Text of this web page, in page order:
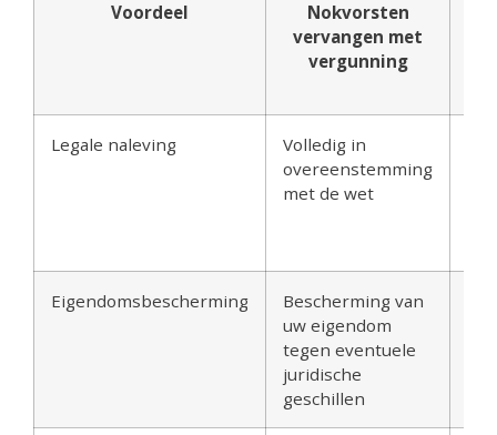
Voordeel
Nokvorsten
vervangen met
vergunning
Legale naleving
Volledig in
overeenstemming
met de wet
Eigendomsbescherming
Bescherming van
uw eigendom
tegen eventuele
juridische
geschillen